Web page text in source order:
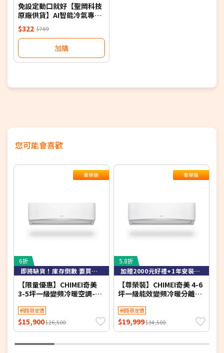
免設定動口就好【聖岡科技
原廠供貨】AI智能冷氣專用
語音遙控器 保固一年 適用對
應廠牌 NB
$322 $769
加購
您可能會喜歡
尊榮裝
6折
即將缺貨！庫存倒數 要買要快！
【限量優惠】CHIMEI奇美
3-5坪一級變頻冷暖空調-星
S29HG1 【含基本安裝+舊
機回收】【加贈2000元好禮
+1年安裝保固】
網路限定價
$15,900$26,500
尊榮裝
5.8折
加贈2000元好禮+1年安裝保固
【尊榮裝】CHIMEI奇美 4-6
坪一級能效變頻冷暖分離式
S37HG1-1/RC-
S37HG1【含基本安裝+舊機
回收】【加贈2000元好禮
網路限定價
$19,999$34,500